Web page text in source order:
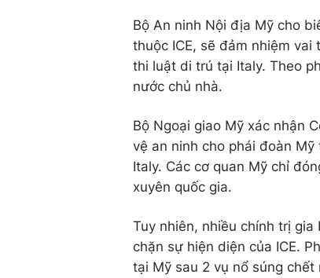
Bộ An ninh Nội địa Mỹ cho
thuộc ICE, sẽ đảm nhiệm
thi luật di trú tại Italy. Theo
nước chủ nhà.
Bộ Ngoại giao Mỹ xác nhận
vệ an ninh cho phái đoàn
Italy. Các cơ quan Mỹ chỉ
xuyên quốc gia.
Tuy nhiên, nhiều chính trị
chặn sự hiện diện của ICE.
tại Mỹ sau 2 vụ nổ súng